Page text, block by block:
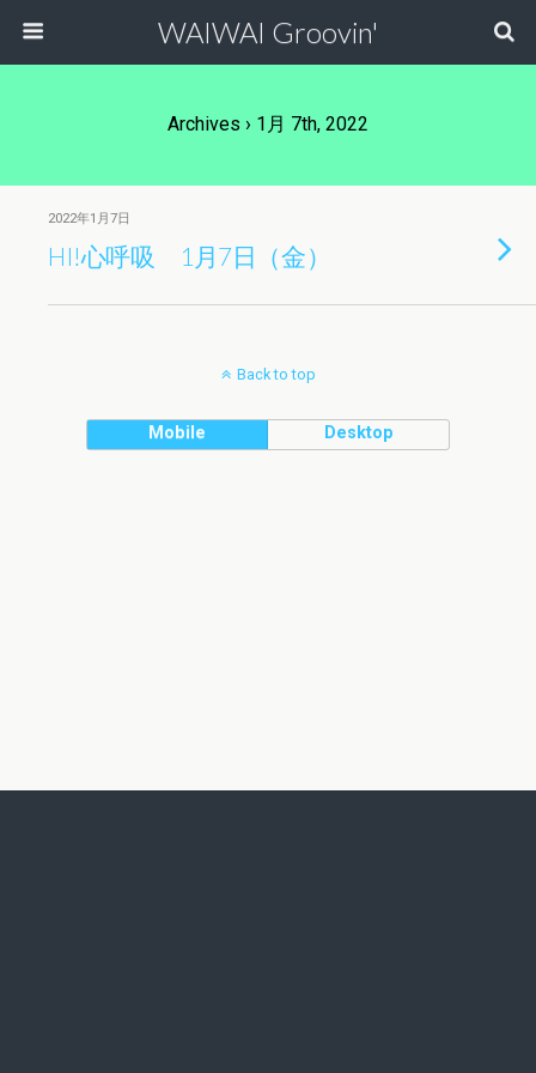
WAIWAI Groovin'
Archives › 1月 7th, 2022
2022年1月7日
HI!心呼吸 1月7日（金）
Back to top
Mobile Desktop